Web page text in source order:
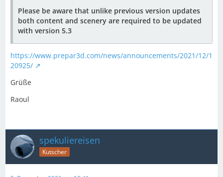
Please be aware that unlike previous version updates
both content and scenery are required to be updated
with version 5.3
https://www.prepar3d.com/news/announcements/2021/12/1
20925/
Grüße
Raoul
spekuliereisen
Kutscher